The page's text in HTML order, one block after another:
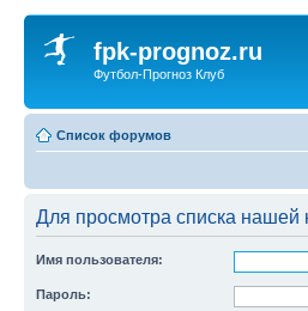
fpk-prognoz.ru
Футбол-Прогноз Клуб
Список форумов
Для просмотра списка
Имя пользователя:
Пароль: